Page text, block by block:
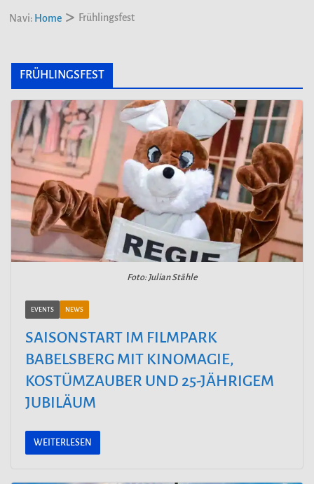
Navi: Home Frühlingsfest
FRÜHLINGSFEST
Foto: Julian Stähle
EVENTS NEWS
SAISONSTART IM FILMPARK
BABELSBERG MIT KINOMAGIE,
KOSTÜMZAUBER UND 25-JÄHRIGEM
JUBILÄUM
WEITERLESEN